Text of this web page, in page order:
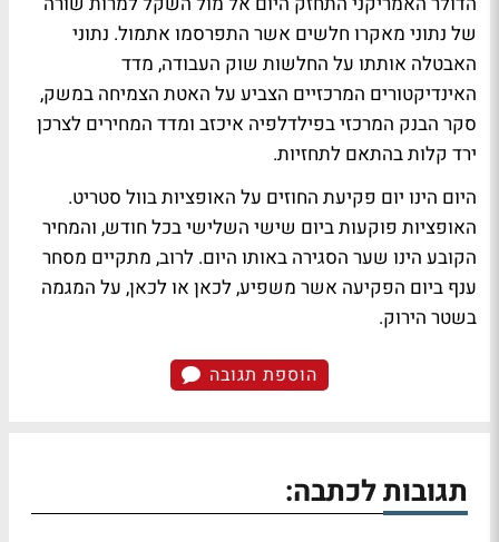
של נתוני מאקרו חלשים אשר התפרסמו אתמול. נתוני
האבטלה אותתו על החלשות שוק העבודה, מדד
האינדיקטורים המרכזיים הצביע על האטת הצמיחה במשק,
סקר הבנק המרכזי בפילדלפיה איכזב ומדד המחירים לצרכן
ירד קלות בהתאם לתחזיות.
היום הינו יום פקיעת החוזים על האופציות בוול סטריט.
האופציות פוקעות ביום שישי השלישי בכל חודש, והמחיר
הקובע הינו שער הסגירה באותו היום. לרוב, מתקיים מסחר
ענף ביום הפקיעה אשר משפיע, לכאן או לכאן, על המגמה
בשטר הירוק.
הוספת תגובה
תגובות לכתבה: